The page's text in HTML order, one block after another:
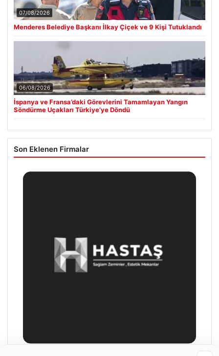
07/08/2026
Menderes Belediye Başkanı İlkay Çiçek ve 9 Kişi Tutuklandı
06/08/2026
İspanya ve Fransa’daki Görevlerini Tamamlayan Yangın
Söndürme Uçakları Türkiye’ye Döndü
Son Eklenen Firmalar